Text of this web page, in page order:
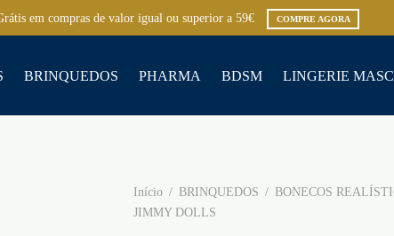
em compras de valor igual ou superior a 59€ COMPRE AGORA
BRINQUEDOS PHARMA BDSM LINGERIE
Início / BRINQUEDOS / BONECOS
JIMMY DOLLS